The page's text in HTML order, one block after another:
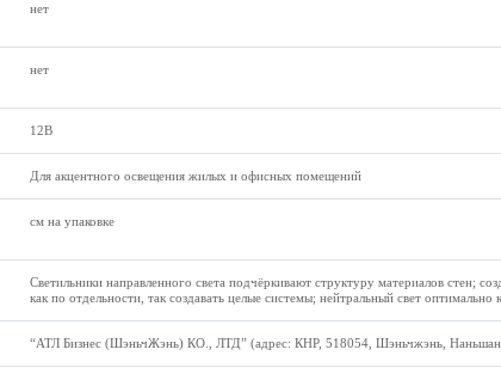
нет
нет
12В
Для акцентного освещения жилых и офисных помещений
см на упаковке
Светильники направленного света подчёркивают структуру материалов стен;
как по отдельности, так создавать целые системы; нейтральный свет
“АТЛ Бизнес (ШэньчЖэнь) КО., ЛТД” (адрес: КНР, 518054, Шэньчжэнь,